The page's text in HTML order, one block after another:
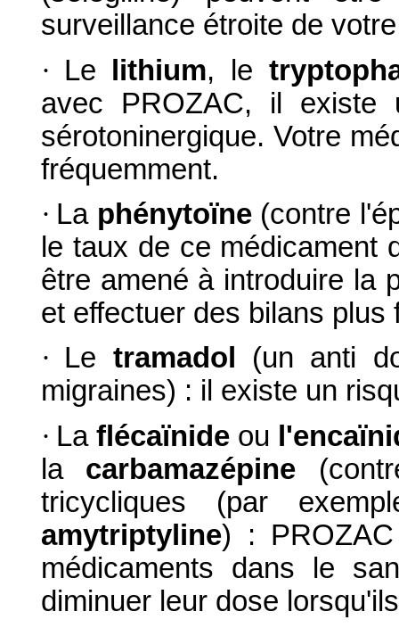
surveillance étroite de
· Le lithium, le
avec PROZAC, il existe
sérotoninergique. Votre
fréquemment.
· La phénytoïne(contre
le taux de ce médicament
être amené à introduire la
et effectuer des bilans plus
· Le tramadol
(un anti
migraines) : il existe un
· Laflécaïnide ou
la carbamazépine
tricycliques (par
amytriptyline) :
médicaments dans le
diminuer leur dose